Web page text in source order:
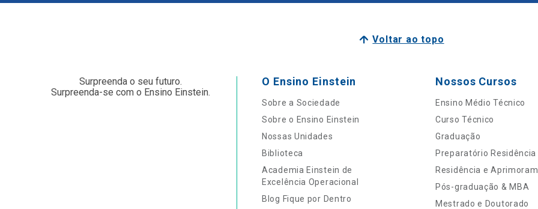
Voltar ao topo
Surpreenda o seu futuro.
Surpreenda-se com o Ensino Einstein.
O Ensino Einstein
Sobre a Sociedade
Sobre o Ensino Einstein
Nossas Unidades
Biblioteca
Academia Einstein de
Excelência Operacional
Blog Fique por Dentro
Nossos Cursos
Ensino Médio Técnico
Curso Técnico
Graduação
Preparatório Residência
Residência e
Pós-graduação & MBA
Mestrado e Doutorado